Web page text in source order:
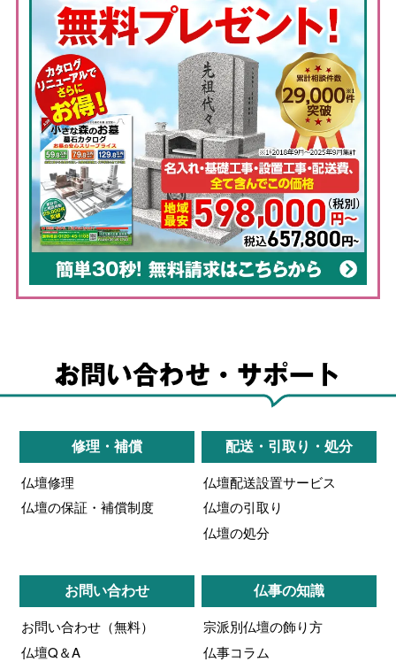
修理・補償
仏壇修理
仏壇の保証・補償制度
配送・引取り・処分
仏壇配送設置サービス
仏壇の引取り
仏壇の処分
お問い合わせ
お問い合わせ（無料）
仏壇Q＆A
仏事の知識
宗派別仏壇の飾り方
仏事コラム